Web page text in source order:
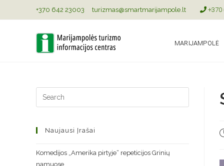
+370 642 23003 turizmas@smartmarijampole.lt +370
MARIJAMPOLĖ
Naujausi Įrašai
Komedijos „Amerika pirtyje“ repeticijos Grinių
namuose